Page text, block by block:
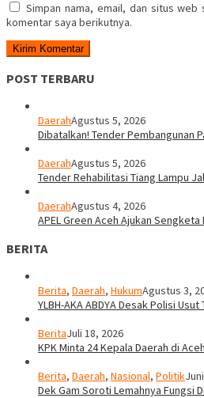
Simpan nama, email, dan situs
komentar saya berikutnya.
POST TERBARU
DaerahAgustus 5, 2026
Dibatalkan! Tender Pembangunan
DaerahAgustus 5, 2026
Tender Rehabilitasi Tiang Lampu
DaerahAgustus 4, 2026
APEL Green Aceh Ajukan
BERITA
Berita, Daerah, HukumAgustus 3,
YLBH-AKA ABDYA Desak Polisi
BeritaJuli 18, 2026
KPK Minta 24 Kepala Daerah di
Berita, Daerah, Nasional, Politik
Dek Gam Soroti Lemahnya Fungsi